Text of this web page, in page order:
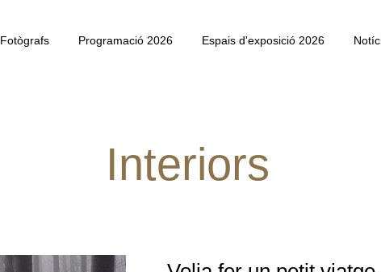
Fotògrafs Programació 2026 Espais d'exposició 2026
Interiors